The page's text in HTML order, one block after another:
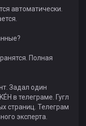
автоматически.
Полная
Задал один
в телеграме. Гугл
страниц. Телеграм
эксперта.